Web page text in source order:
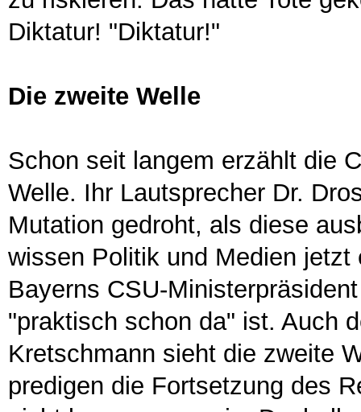
Diktatur! "Diktatur!"
Die zweite Welle
Schon seit langem erzählt die
Welle. Ihr Lautsprecher Dr.
Mutation gedroht, als diese
wissen Politik und Medien
Bayerns CSU-
"praktisch schon da" ist. Auch
Kretschmann sieht die zweite
predigen die Fortsetzung des